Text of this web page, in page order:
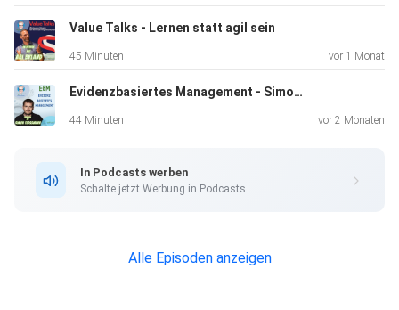
statt Schuldzuweisungen. Unternehmen wie die Otto Group
leben
Value Talks - Lernen statt agil sein
45 Minuten vor 1 Monat
Evidenzbasiertes Management - Simon Flossmann
44 Minuten vor 2 Monaten
In Podcasts werben
Schalte jetzt Werbung in Podcasts.
Alle Episoden anzeigen